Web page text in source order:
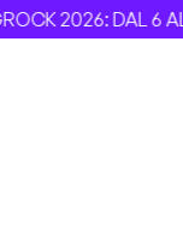
2026: DAL 6